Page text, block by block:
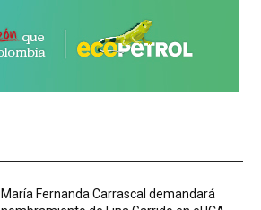
María Fernanda Carrascal demandará